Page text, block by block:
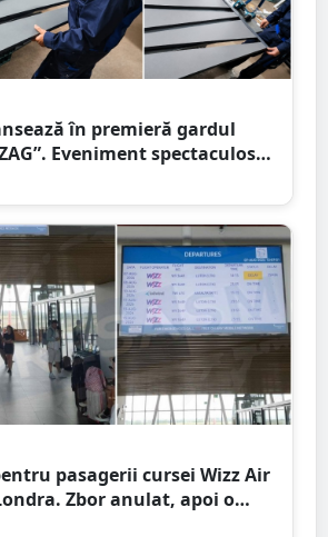
în premieră gardul
Eveniment spectaculos
pasagerii cursei Wizz Air
Zbor anulat, apoi o
Fără explicații clare